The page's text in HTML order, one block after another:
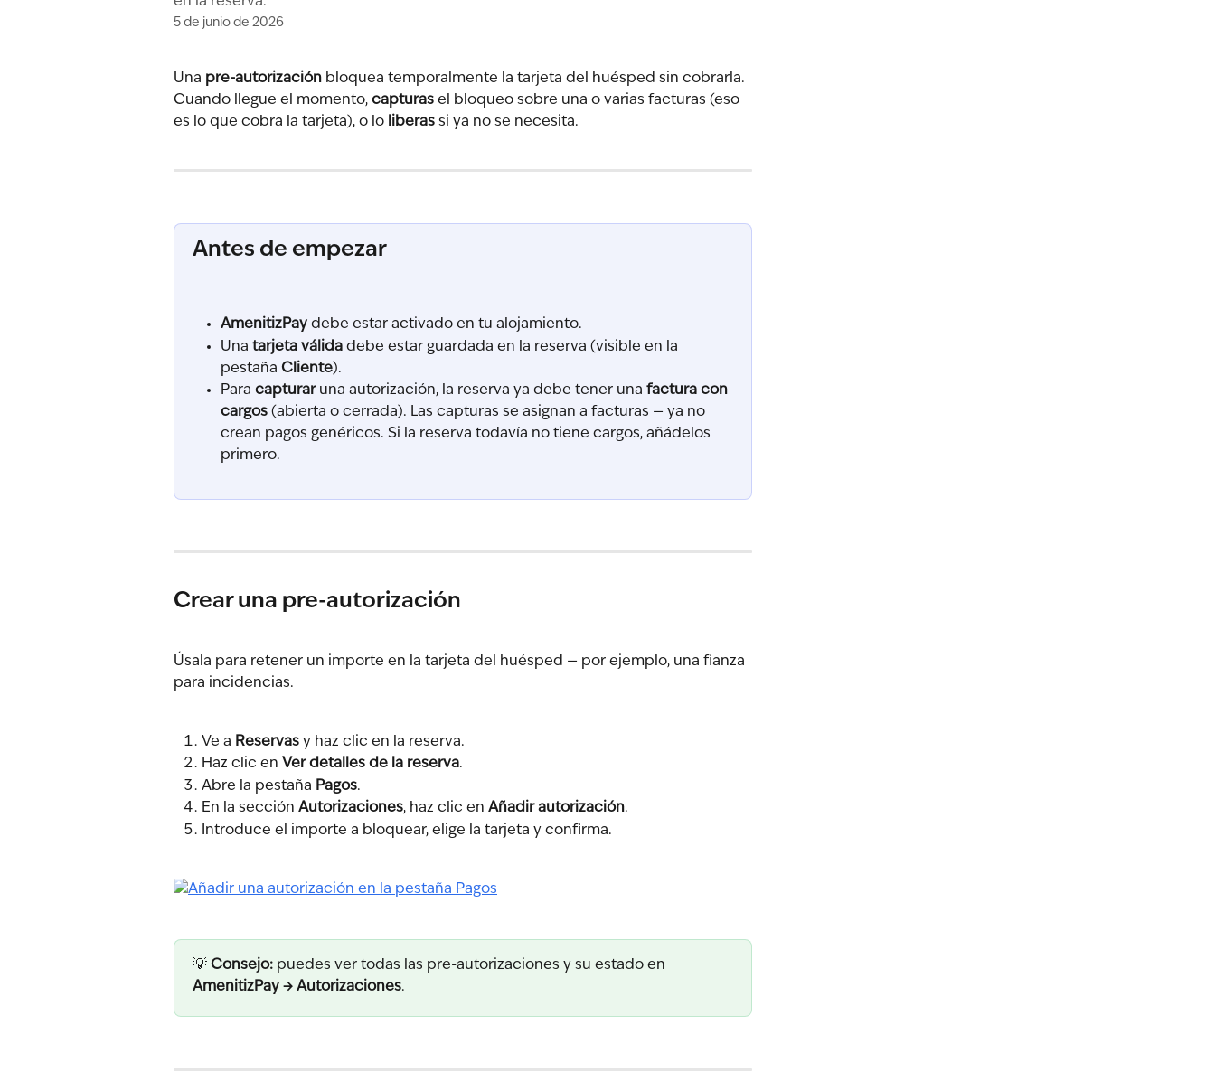
5 de junio de 2026
Una pre-autorización bloquea temporalmente la tarjeta del huésped sin cobrarla.
Cuando llegue el momento, capturas el bloqueo sobre una o varias facturas (eso
es lo que cobra la tarjeta), o lo liberas si ya no se necesita.
Antes de empezar
AmenitizPay debe estar activado en tu alojamiento.
Una tarjeta válida debe estar guardada en la reserva (visible en la
pestaña Cliente).
Para capturar una autorización, la reserva ya debe tener una factura con
cargos (abierta o cerrada). Las capturas se asignan a facturas — ya no
crean pagos genéricos. Si la reserva todavía no tiene cargos, añádelos
primero.
Crear una pre-autorización
Úsala para retener un importe en la tarjeta del huésped — por ejemplo, una fianza
para incidencias.
Ve a Reservas y haz clic en la reserva.
Haz clic en Ver detalles de la reserva.
Abre la pestaña Pagos.
En la sección Autorizaciones, haz clic en Añadir autorización.
Introduce el importe a bloquear, elige la tarjeta y confirma.
💡 Consejo: puedes ver todas las pre-autorizaciones y su estado en
AmenitizPay → Autorizaciones.